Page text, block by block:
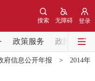
登录
无障碍
搜索
政策服务 政民互动
中央部委动态
府信息公开年报 > 2014年